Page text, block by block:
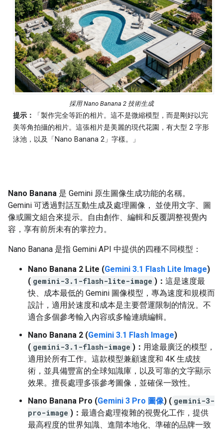
採用 Nano Banana 2 技術生成
提示：
「製作完全等距的相片。這不是微縮模型，而是剛好以完
美等角拍攝的相片。這張相片是美麗的現代花園，有大型 2 字形
泳池，以及「Nano Banana 2」字樣。」
Nano Banana 是 Gemini 原生圖像生成功能的名稱。
Gemini 可透過對話互動生成及處理圖像， 並使用文字、圖
像或圖文組合來提示。自由創作、編輯和反覆調整視覺內
容，享有前所未有的掌控力。
Nano Banana 是指 Gemini API 中提供的四種不同模型：
Nano Banana 2 Lite (Gemini 3.1 Flash Lite Image)
( gemini-3.1-flash-lite-image )： 這是速度最
快、成本最低的 Gemini 圖像模型，專為速度和規模而
設計，適用於速度和成本是主要營運限制的情況。不
適合多個參考輸入內容或多輪連續編輯。
Nano Banana 2 (Gemini 3.1 Flash Image)
( gemini-3.1-flash-image )： 用途最廣泛的模型，
適用於所有工作。這款模型兼顧速度和 4K 生成技
術，並具備豐富的全球知識庫，以及可靠的文字顯示
效果。擅長處理多張參考圖像，並確保一致性。
Nano Banana Pro (Gemini 3 Pro 圖像) ( gemini-3-
pro-image )： 最適合處理複雜的視覺化工作，提供
最高程度的世界知識、進階本地化、準確的品牌一致